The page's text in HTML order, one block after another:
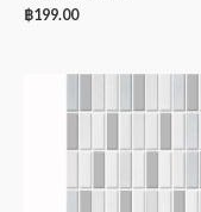
฿199.00